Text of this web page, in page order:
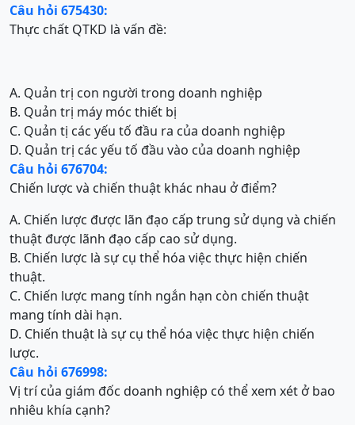
Câu hỏi 675430:
Thực chất QTKD là vấn đề:
A. Quản trị con người trong doanh nghiệp
B. Quản trị máy móc thiết bị
C. Quản tị các yếu tố đầu ra của doanh nghiệp
D. Quản trị các yếu tố đầu vào của doanh nghiệp
Câu hỏi 676704:
Chiến lược và chiến thuật khác nhau ở điểm?
A. Chiến lược được lãn đạo cấp trung sử dụng và chiến
thuật được lãnh đạo cấp cao sử dụng.
B. Chiến lược là sự cụ thể hóa việc thực hiện chiến
thuật.
C. Chiến lược mang tính ngắn hạn còn chiến thuật
mang tính dài hạn.
D. Chiến thuật là sự cụ thể hóa việc thực hiện chiến
lược.
Câu hỏi 676998:
Vị trí của giám đốc doanh nghiệp có thể xem xét ở bao
nhiêu khía cạnh?